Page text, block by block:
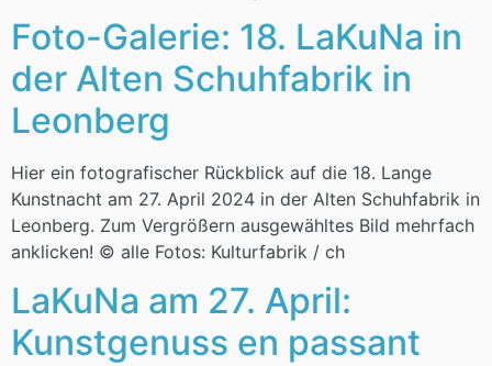
Foto-Galerie: 18. LaKuNa in
der Alten Schuhfabrik in
Leonberg
Hier ein fotografischer Rückblick auf die 18. Lange
Kunstnacht am 27. April 2024 in der Alten Schuhfabrik in
Leonberg. Zum Vergrößern ausgewähltes Bild mehrfach
anklicken! © alle Fotos: Kulturfabrik / ch
LaKuNa am 27. April:
Kunstgenuss en passant